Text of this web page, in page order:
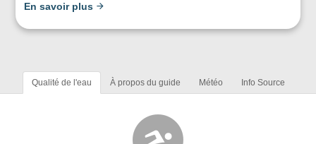
En savoir plus
Qualité de l'eau À propos du guide Météo Info Source